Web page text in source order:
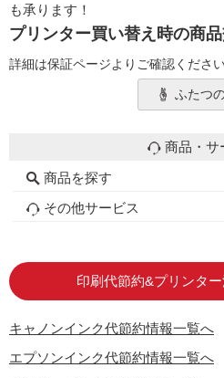
も承ります！
プリンター買い替え時の商
詳細は保証ページよりご確認ください
ふたつ
商品・サ
商品を探す
初心者用セット
キャノンインク
エプソンインク
ブラザーインク
詰め替えインク
互換インクボトル
互換インクカートリッジ
再生インクカートリッジ
トナーカートリッジ
その他サービス
印刷代節約&プリンタ
キャノンインク代節約情報一覧へ
エプソンインク代節約情報一覧へ